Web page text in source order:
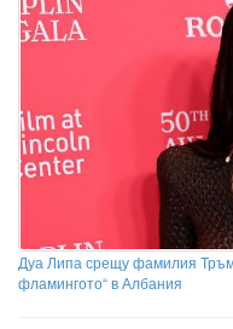
Дуа Липа срещу фамилия
фламингото“ в Албания